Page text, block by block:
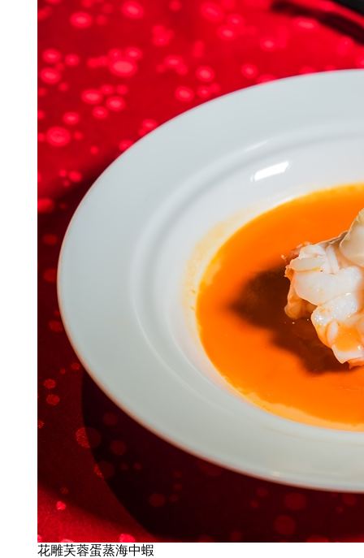
花雕芺蓉蛋蒸海中蝦